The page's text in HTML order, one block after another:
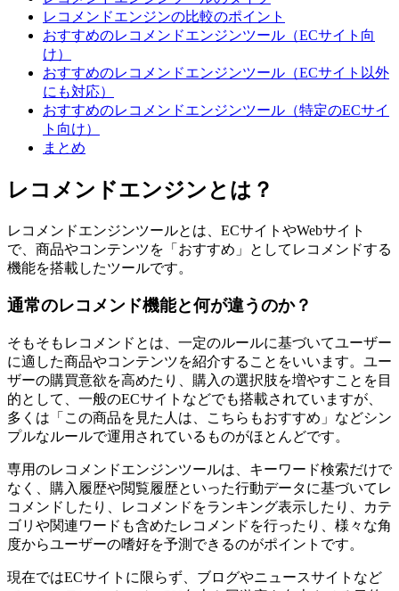
レコメンドエンジンの比較のポイント
おすすめのレコメンドエンジンツール（ECサイト向
け）
おすすめのレコメンドエンジンツール（ECサイト以外
にも対応）
おすすめのレコメンドエンジンツール（特定のECサイ
ト向け）
まとめ
レコメンドエンジンとは？
レコメンドエンジンツールとは、ECサイトやWebサイト
で、商品やコンテンツを「おすすめ」としてレコメンドする
機能を搭載したツールです。
通常のレコメンド機能と何が違うのか？
そもそもレコメンドとは、一定のルールに基づいてユーザー
に適した商品やコンテンツを紹介することをいいます。ユー
ザーの購買意欲を高めたり、購入の選択肢を増やすことを目
的として、一般のECサイトなどでも搭載されていますが、
多くは「この商品を見た人は、こちらもおすすめ」などシン
プルなルールで運用されているものがほとんどです。
専用のレコメンドエンジンツールは、キーワード検索だけで
なく、購入履歴や閲覧履歴といった行動データに基づいてレ
コメンドしたり、レコメンドをランキング表示したり、カテ
ゴリや関連ワードも含めたレコメンドを行ったり、様々な角
度からユーザーの嗜好を予測できるのがポイントです。
現在ではECサイトに限らず、ブログやニュースサイトなど